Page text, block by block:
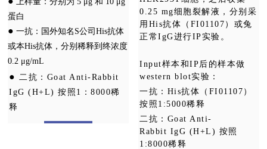
蛋白
● 一抗：国外知名S公司His抗体
或本His抗体，分别稀释到终浓度
0.2 μg/mL
●
二抗：Goat Anti-Rabbit
IgG (H+L) 按照1：8000稀
释
0.25 mg细胞裂解液，分别采
用His抗体（FI01107）或兔
正常IgG进行IP实验。
Input样本和IP后的样本做
western blot实验 ：
一抗：His抗体（FI01107）
按照1 :5000稀释
二抗：Goat Anti-
Rabbit IgG (H+L) 按照
1:8000稀释